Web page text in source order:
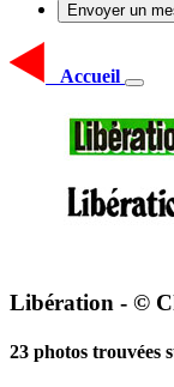
Envoyer un
Accueil
Libération - ©
23 photos trouvées